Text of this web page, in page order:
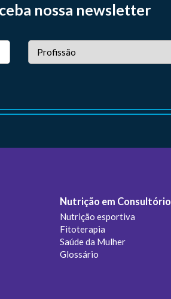
nossa newsletter
Nutrição em Consultório
Nutrição esportiva
Fitoterapia
Saúde da Mulher
Glossário